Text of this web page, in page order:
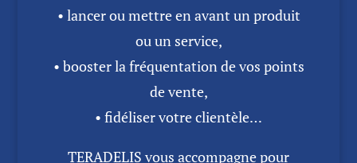
• lancer ou mettre en avant un produit
ou un service,
• booster la fréquentation de vos points
de vente,
• fidéliser votre clientèle…
TERADELIS vous accompagne pour